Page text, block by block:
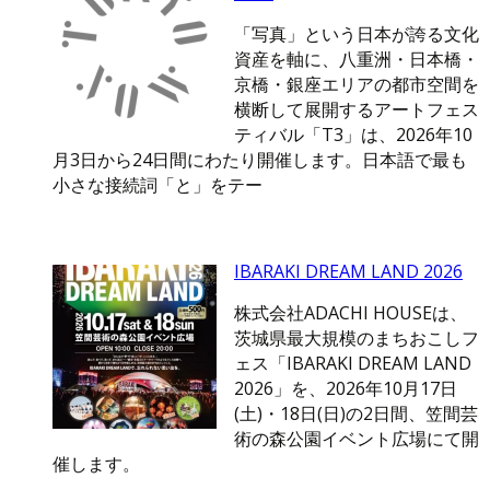
「写真」という日本が誇る文化
資産を軸に、八重洲・日本橋・
京橋・銀座エリアの都市空間を
横断して展開するアートフェス
ティバル「T3」は、2026年10
月3日から24日間にわたり開催します。日本語で最も
小さな接続詞「と」をテー
IBARAKI DREAM LAND 2026
株式会社ADACHI HOUSEは、
茨城県最大規模のまちおこしフ
ェス「IBARAKI DREAM LAND
2026」を、2026年10月17日
(土)・18日(日)の2日間、笠間芸
術の森公園イベント広場にて開
催します。